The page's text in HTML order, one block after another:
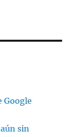
Google
sin